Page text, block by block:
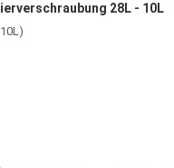
28L - 10L
)